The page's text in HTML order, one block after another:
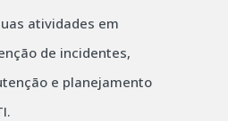
atividades em
de incidentes,
e planejamento